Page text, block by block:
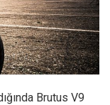
Brutus V9